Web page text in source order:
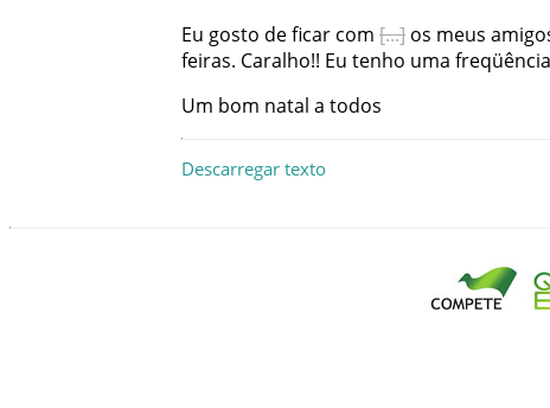
Eu gosto deficar com os meus
feiras. Caralho!! Eu tenho uma freqüência
Um bom natal a todos
Descarregar texto